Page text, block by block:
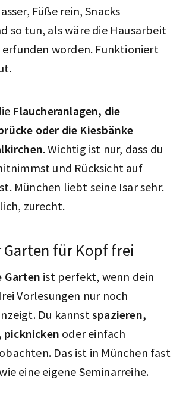
Füße rein, Snacks
so tun, als wäre die Hausarbeit
worden. Funktioniert
Flaucheranlagen, die
oder die Kiesbänke
. Wichtig ist nur, dass du
und Rücksicht auf
München liebt seine Isar sehr.
zurecht.
Garten für Kopf frei
Garten ist perfekt, wenn dein
Vorlesungen nur noch
Du kannst spazieren,
picknicken oder einfach
Das ist in München fast
eine eigene Seminarreihe.